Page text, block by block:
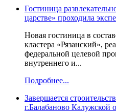
Гостиница
царстве» проходила
Новая гостиница в
кластера «Рязанский»,
федеральной целевой
внутреннего и...
Подробнее...
Завершается
г.Балабаново Калужской